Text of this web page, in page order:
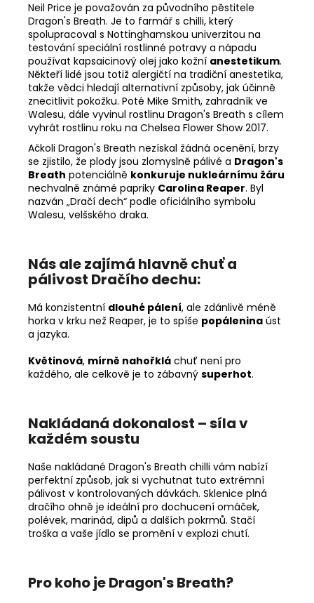
Neil Price je považován za původního pěstitele
Dragon's Breath. Je to farmář s chilli, který
spolupracoval s Nottinghamskou univerzitou na
testování speciální rostlinné potravy a nápadu
používat kapsaicinový olej jako kožní anestetikum.
Někteří lidé jsou totiž alergičtí na tradiční anestetika,
takže vědci hledají alternativní způsoby, jak účinně
znecitlivit pokožku. Poté Mike Smith, zahradník ve
Walesu, dále vyvinul rostlinu Dragon's Breath s cílem
vyhrát rostlinu roku na Chelsea Flower Show 2017.
Ačkoli Dragon's Breath nezískal žádná ocenění, brzy
se zjistilo, že plody jsou zlomyslně pálivé a Dragon's
Breath potenciálně konkuruje nukleárnímu žáru
nechvalně známé papriky Carolina Reaper. Byl
nazván „Dračí dech“ podle oficiálního symbolu
Walesu, velšského draka.
Nás ale zajímá hlavně chuť a
pálivost Dračího dechu:
Má konzistentní dlouhé pálení, ale zdánlivě méně
horka v krku než Reaper, je to spíše popálenina úst
a jazyka.
Květinová, mírně nahořklá chuť není pro
každého, ale celkově je to zábavný superhot.
Nakládaná dokonalost – síla v
každém soustu
Naše nakládané Dragon's Breath chilli vám nabízí
perfektní způsob, jak si vychutnat tuto extrémní
pálivost v kontrolovaných dávkách. Sklenice plná
dračího ohně je ideální pro dochucení omáček,
polévek, marinád, dipů a dalších pokrmů. Stačí
troška a vaše jídlo se promění v explozi chutí.
Pro koho je Dragon's Breath?